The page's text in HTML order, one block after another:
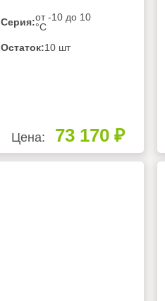
Серия:от -10 до 10
°C
Остаток:10 шт
Цена: 73 170 ₽